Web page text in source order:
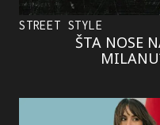
STREET STYLE
ŠTA NOSE